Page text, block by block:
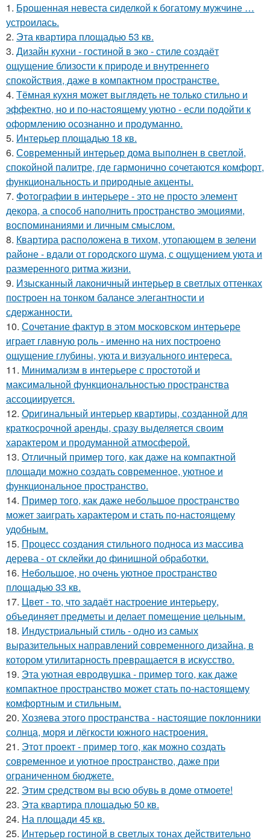
1. Брошенная невеста сиделкой к богатому мужчине …
устроилась.
2. Эта квартира площадью 53 кв.
3. Дизайн кухни - гостиной в эко - стиле создаёт
ощущение близости к природе и внутреннего
спокойствия, даже в компактном пространстве.
4. Тёмная кухня может выглядеть не только стильно и
эффектно, но и по-настоящему уютно - если подойти к
оформлению осознанно и продуманно.
5. Интерьер площадью 18 кв.
6. Современный интерьер дома выполнен в светлой,
спокойной палитре, где гармонично сочетаются комфорт,
функциональность и природные акценты.
7. Фотографии в интерьере - это не просто элемент
декора, а способ наполнить пространство эмоциями,
воспоминаниями и личным смыслом.
8. Квартира расположена в тихом, утопающем в зелени
районе - вдали от городского шума, с ощущением уюта и
размеренного ритма жизни.
9. Изысканный лаконичный интерьер в светлых оттенках
построен на тонком балансе элегантности и
сдержанности.
10. Сочетание фактур в этом московском интерьере
играет главную роль - именно на них построено
ощущение глубины, уюта и визуального интереса.
11. Минимализм в интерьере с простотой и
максимальной функциональностью пространства
ассоциируется.
12. Оригинальный интерьер квартиры, созданной для
краткосрочной аренды, сразу выделяется своим
характером и продуманной атмосферой.
13. Отличный пример того, как даже на компактной
площади можно создать современное, уютное и
функциональное пространство.
14. Пример того, как даже небольшое пространство
может заиграть характером и стать по-настоящему
удобным.
15. Процесс создания стильного подноса из массива
дерева - от склейки до финишной обработки.
16. Небольшое, но очень уютное пространство
площадью 33 кв.
17. Цвет - то, что задаёт настроение интерьеру,
объединяет предметы и делает помещение цельным.
18. Индустриальный стиль - одно из самых
выразительных направлений современного дизайна, в
котором утилитарность превращается в искусство.
19. Эта уютная евродвушка - пример того, как даже
компактное пространство может стать по-настоящему
комфортным и стильным.
20. Хозяева этого пространства - настоящие поклонники
солнца, моря и лёгкости южного настроения.
21. Этот проект - пример того, как можно создать
современное и уютное пространство, даже при
ограниченном бюджете.
22. Этим средством вы всю обувь в доме отмоете!
23. Эта квартира площадью 50 кв.
24. На площади 45 кв.
25. Интерьер гостиной в светлых тонах действительно